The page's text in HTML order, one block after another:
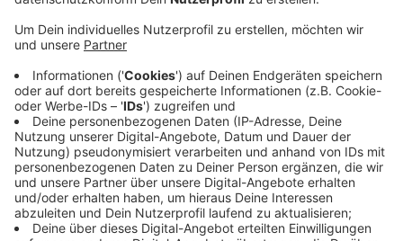
Veröffentlicht:Freitag, 08.10.2021 17:43
Anzeige
Gerade mit Blick auf das Hochwasser Mitte Juli
bekommt die Gefahrenkarte und auch der
veröffentlichte Teilbericht zum Thema Starkregen
eine besonders wichtige Bedeutung. Der Bericht
enthält einen Katalog an Maßnahmen - zum Beispiel